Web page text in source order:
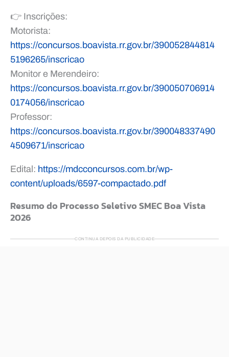
👉 Inscrições:
Motorista:
https://concursos.boavista.rr.gov.br/390052844814
5196265/inscricao
Monitor e Merendeiro:
https://concursos.boavista.rr.gov.br/390050706914
0174056/inscricao
Professor:
https://concursos.boavista.rr.gov.br/390048337490
4509671/inscricao
Edital: https://mdcconcursos.com.br/wp-
content/uploads/6597-compactado.pdf
Resumo do Processo Seletivo SMEC Boa Vista
2026
CONTINUA DEPOIS DA PUBLICIDADE